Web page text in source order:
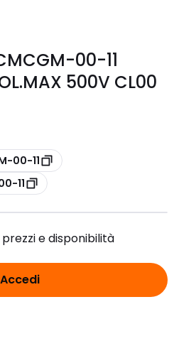
00-11
500V CL00
00-11
11
e disponibilità
Accedi